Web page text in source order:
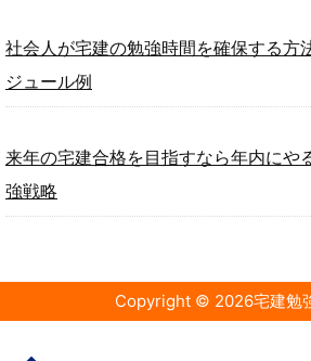
社会人が宅建の勉強時間を確保する方
ジュール例
来年の宅建合格を目指すなら年内にや
強戦略
Copyright © 2026宅建勉